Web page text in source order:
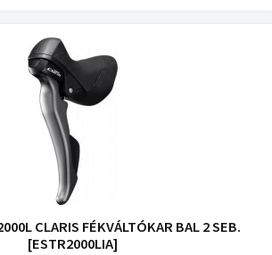
CLARIS FÉKVÁLTÓKAR BAL 2 SEB.
[ESTR2000LIA]